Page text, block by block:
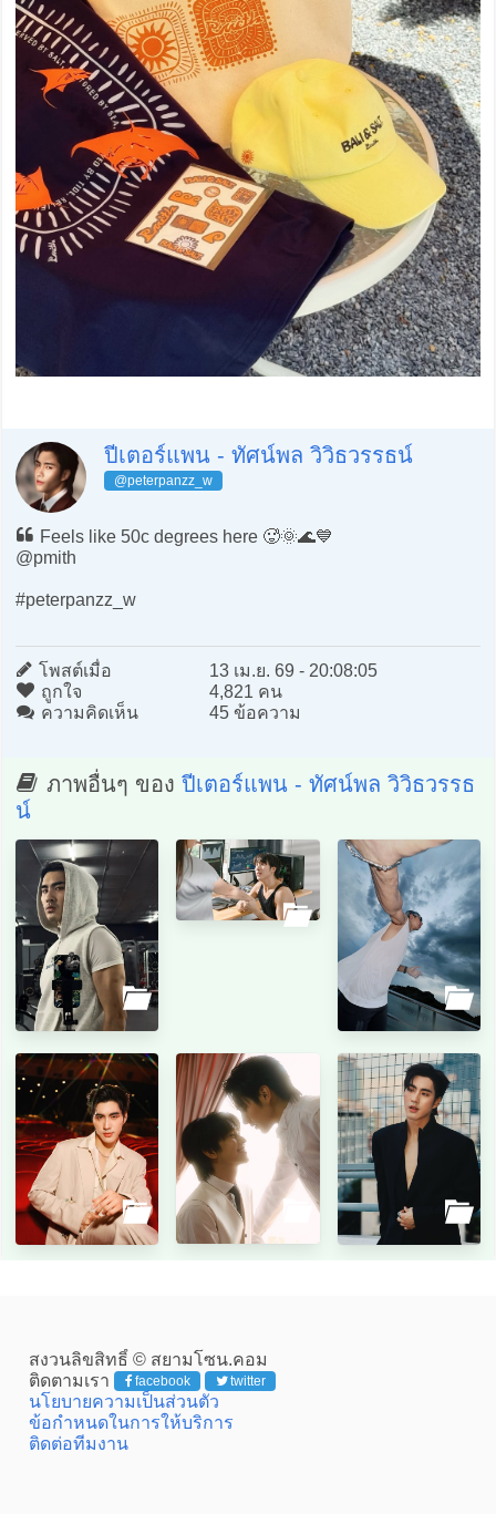
ปีเตอร์แพน - ทัศน์พล วิวิธวรรธน์
@peterpanzz_w
Feels like 50c degrees here 🥵🌞🌊💙
@pmith
#peterpanzz_w
โพสต์เมื่อ
13 เม.ย. 69 - 20:08:05
ถูกใจ
4,821 คน
ความคิดเห็น
45 ข้อความ
ภาพอื่นๆ ของ ปีเตอร์แพน - ทัศน์พล วิวิธวรรธ
น์
สงวนลิขสิทธิ์ © สยามโซน.คอม
ติดตามเรา
facebook twitter
นโยบายความเป็นส่วนตัว
ข้อกำหนดในการให้บริการ
ติดต่อทีมงาน